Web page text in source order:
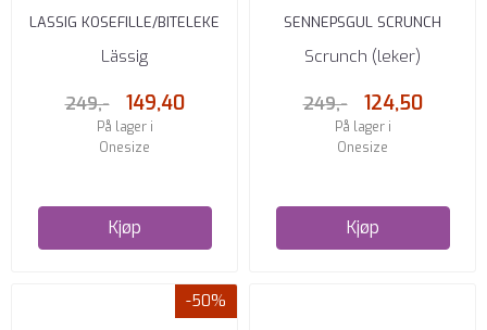
LASSIG KOSEFILLE/BITELEKE
SOMMERFUGL
Lässig
249,- 149,40
På lager i
Onesize
Kjøp
SENNEPSGUL SCRUNCH
BØTTE
Scrunch (leker)
249,- 124,50
På lager i
Onesize
Kjøp
-50%